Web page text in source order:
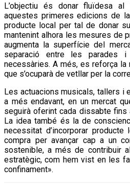
L’objectiu és donar fluïdesa
aquestes primeres edicions de
producte local per tal de donar
mantenint alhora les mesures de
augmenta la superfície del
separació entre les parades i
necessàries. A més, es reforça la
que s’ocuparà de vetllar per la
Les actuacions musicals, tallers i
a més endavant, en un mercat
seguirà oferint cada dissabte fins
La idea també és la de
necessitat d’incorporar
compra per avançar cap a un
sostenible, a més de contribuir
estratègic, com hem vist en les
confinament».